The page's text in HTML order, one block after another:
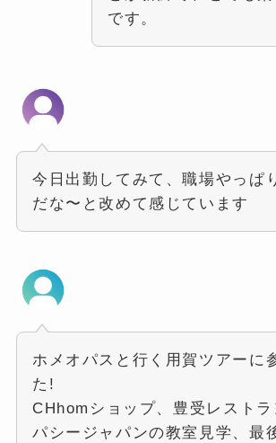
です。
今日出勤してみて、職場やっぱ
だな〜と改めて感じています
ホメオパスと行く用賀ツアーに
た!
CHhomショップ、豊受レストラ
パシージャパンの教室見学、最